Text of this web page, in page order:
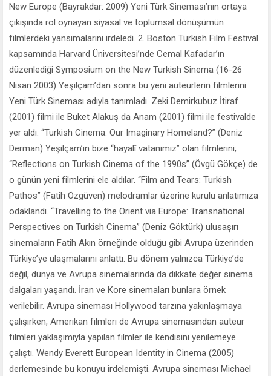
New Europe (Bayrakdar: 2009) Yeni Türk Sineması’nın ortaya
çıkışında rol oynayan siyasal ve toplumsal dönüşümün
filmlerdeki yansımalarını irdeledi. 2. Boston Turkish Film Festival
kapsamında Harvard Üniversitesi’nde Cemal Kafadar’ın
düzenlediği Symposium on the New Turkish Sinema (16-26
Nisan 2003) Yeşilçam’dan sonra bu yeni auteurlerin filmlerini
Yeni Türk Sineması adıyla tanımladı. Zeki Demirkubuz İtiraf
(2001) filmi ile Buket Alakuş da Anam (2001) filmi ile festivalde
yer aldı. “Turkish Cinema: Our Imaginary Homeland?” (Deniz
Derman) Yeşilçam’ın bize “hayalî vatanımız” olan filmlerini;
“Reflections on Turkish Cinema of the 1990s” (Övgü Gökçe) de
o günün yeni filmlerini ele aldılar. “Film and Tears: Turkish
Pathos” (Fatih Özgüven) melodramlar üzerine kurulu anlatımıza
odaklandı. “Travelling to the Orient via Europe: Transnational
Perspectives on Turkish Cinema” (Deniz Göktürk) ulusaşırı
sinemaların Fatih Akın örneğinde olduğu gibi Avrupa üzerinden
Türkiye’ye ulaşmalarını anlattı. Bu dönem yalnızca Türkiye’de
değil, dünya ve Avrupa sinemalarında da dikkate değer sinema
dalgaları yaşandı. İran ve Kore sinemaları bunlara örnek
verilebilir. Avrupa sineması Hollywood tarzına yakınlaşmaya
çalışırken, Amerikan filmleri de Avrupa sinemasından auteur
filmleri yaklaşımıyla yapılan filmler ile kendisini yenilemeye
çalıştı. Wendy Everett European Identity in Cinema (2005)
derlemesinde bu konuyu irdelemişti. Avrupa sineması Michael